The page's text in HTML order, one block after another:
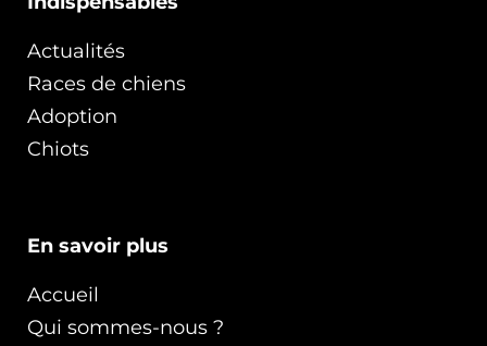
Actualités
Races de chiens
Adoption
Chiots
En savoir plus
Accueil
Qui sommes-nous ?